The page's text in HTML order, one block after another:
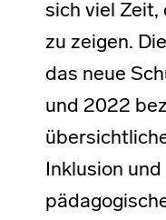
sich viel Zeit,
zu zeigen.
das neue
und 2022
Inklusion